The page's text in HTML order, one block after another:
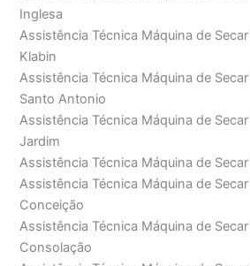
Inglesa
Assistência Técnica Máquina de
Klabin
Assistência Técnica Máquina de
Santo Antonio
Assistência Técnica Máquina de
Jardim
Assistência Técnica Máquina de
Assistência Técnica Máquina de Secar
Conceição
Assistência Técnica Máquina de Secar
Consolação